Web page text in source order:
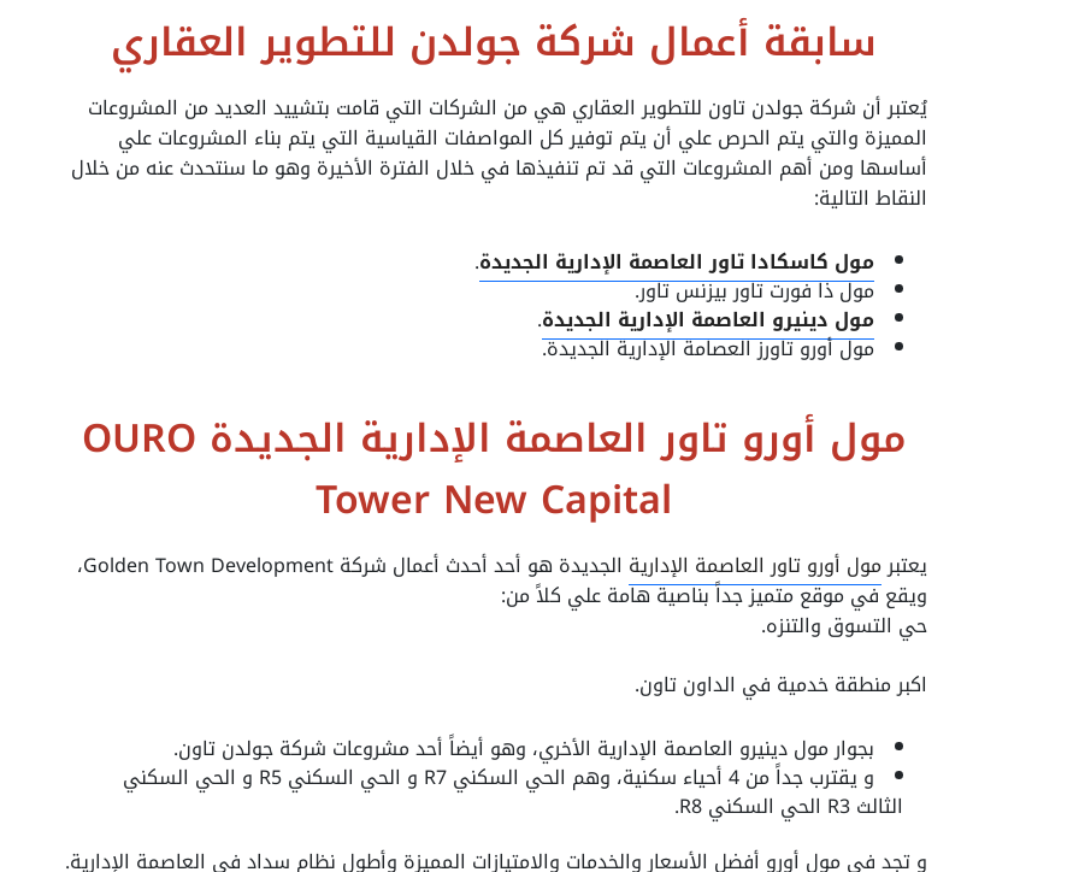
سابقة أعمال شركة جولدن للتطوير العقاري
يُعتبر أن شركة جولدن تاون للتطوير العقاري هي من الشركات التي قامت بتشييد العديد من المشروعات
المميزة والتي يتم الحرص علي أن يتم توفير كل المواصفات القياسية التي يتم بناء المشروعات علي
أساسها ومن أهم المشروعات التي قد تم تنفيذها في خلال الفترة الأخيرة وهو ما سنتحدث عنه من خلال
النقاط التالية:
مول كاسكادا تاور العاصمة الإدارية الجديدة.
مول ذا فورت تاور بيزنس تاور.
مول دينيرو العاصمة الإدارية الجديدة.
مول أورو تاورز العصامة الإدارية الجديدة.
مول أورو تاور العاصمة الإدارية الجديدة OURO
Tower New Capital
يعتبرمول أورو تاور العاصمة الإدارية
الجديدة هو أحد أحدث أعمال شركة Golden Town Development،
ويقع في موقع متميز جداً بناصية هامة علي كلاً من:
حي التسوق والتنزه.
اكبر منطقة خدمية في الداون تاون.
بجوار مول دينيرو العاصمة الإدارية الأخري، وهو أيضاً أحد مشروعات شركة جولدن تاون.
و يقترب جداً من 4 أحياء سكنية، وهم الحي السكني R7 و الحي السكني R5 و الحي السكني
الثالث R3 الحي السكني R8.
و تجد في مول أورو أفضل الأسعار والخدمات والامتيازات المميزة وأطول نظام سداد في العاصمة الإدارية.